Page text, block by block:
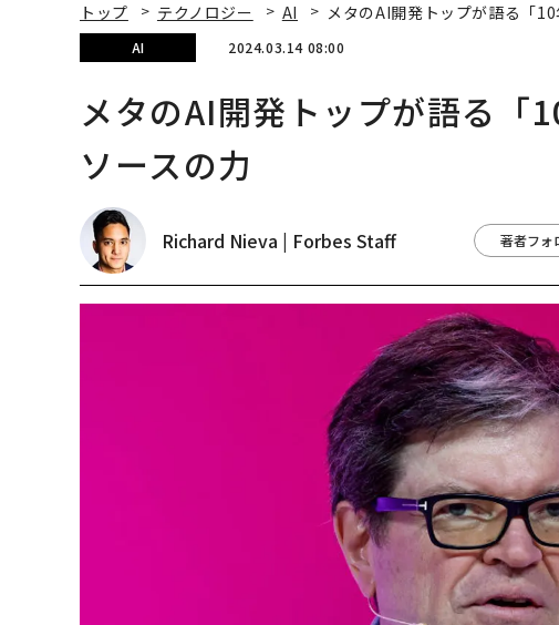
トップ テクノロジー AI メタのAI開発トップが語る「
AI 2024.03.14 08:00
メタのAI開発トップが語る「
ソースの力
Richard Nieva | Forbes Staff 著者フォ